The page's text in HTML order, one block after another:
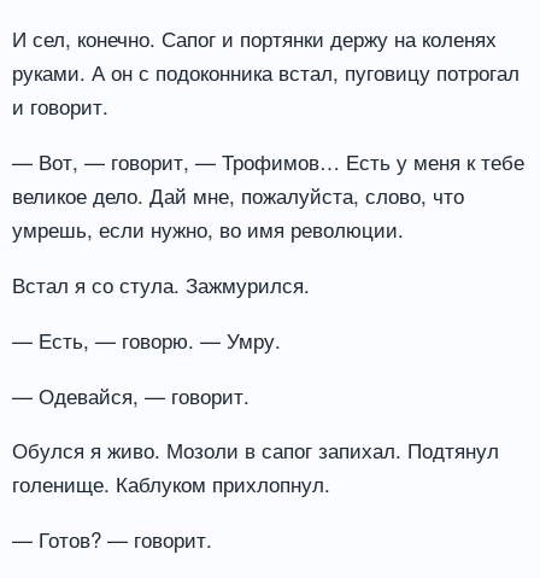
И сел, конечно. Сапог и портянки держу на коленях
руками. А он с подоконника встал, пуговицу потрогал
и говорит.
— Вот, — говорит, — Трофимов… Есть у меня к тебе
великое дело. Дай мне, пожалуйста, слово, что
умрешь, если нужно, во имя революции.
Встал я со стула. Зажмурился.
— Есть, — говорю. — Умру.
— Одевайся, — говорит.
Обулся я живо. Мозоли в сапог запихал. Подтянул
голенище. Каблуком прихлопнул.
— Готов? — говорит.